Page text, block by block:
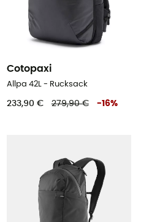
Cotopaxi
Allpa 42L - Rucksack
233,90 € 279,90 € -16%